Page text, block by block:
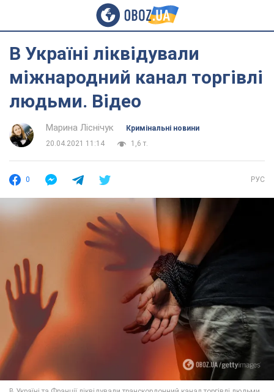
В Україні ліквідували
міжнародний канал торгівлі
людьми. Відео
Марина Ліснічук
Кримінальні новини
20.04.2021 11:14
1,6 т.
0 РУС